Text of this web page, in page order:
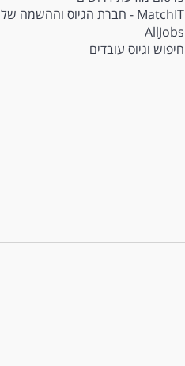
MatchIT - חברת הגיוס וההשמה של
AllJobs
חיפוש וגיוס עובדים